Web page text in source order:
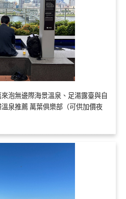
泡無邊際海景溫泉、足湯露臺與自
泉推薦 萬葉俱樂部（可供加價夜